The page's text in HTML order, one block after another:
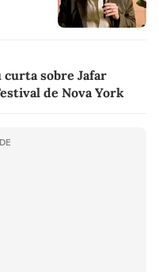
sobre Jafar
de Nova York